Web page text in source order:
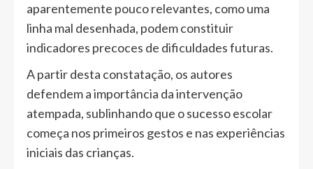
aparentemente pouco relevantes, como uma
linha mal desenhada, podem constituir
indicadores precoces de dificuldades futuras.
A partir desta constatação, os autores
defendem a importância da intervenção
atempada, sublinhando que o sucesso escolar
começa nos primeiros gestos e nas experiências
iniciais das crianças.